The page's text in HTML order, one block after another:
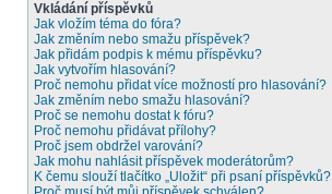
Vkládání příspěvků
Jak vložím téma do fóra?
Jak změním nebo smažu příspěvek?
Jak přidám podpis k mému příspěvku?
Jak vytvořím hlasování?
Proč nemohu přidat více možností pro hlasování?
Jak změním nebo smažu hlasování?
Proč se nemohu dostat k fóru?
Proč nemohu přidávat přílohy?
Proč jsem obdržel varování?
Jak mohu nahlásit příspěvek moderátorům?
K čemu slouží tlačítko „Uložit“ při psaní příspěvků?